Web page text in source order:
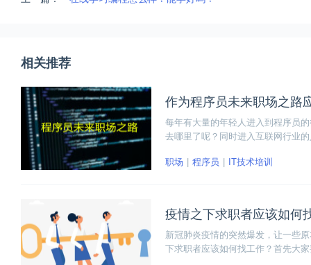
相关推荐
作为程序员未来职场之路
每年有大量的年轻人进入到程序员
去哪里了呢？同时进入互联网行业
来职场之路应该怎么走？
职场 程序员 IT技术培训
疫情之下求职者应该如何
新冠肺炎疫情的突然爆发，让一些
下求职者应该如何找工作？首先大